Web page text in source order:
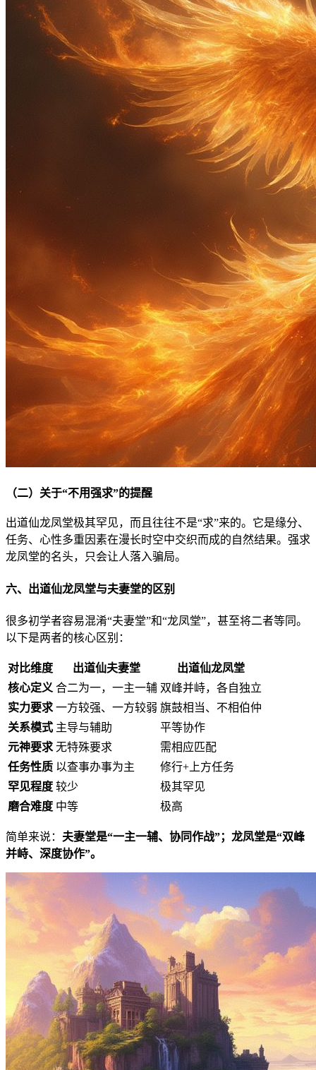
（二）关于“不用强求”的提醒
出道仙龙凤堂极其罕见，而且往往不是“求”来的。它是缘分、
任务、心性多重因素在漫长时空中交织而成的自然结果。强求
龙凤堂的名头，只会让人落入骗局。
六、出道仙龙凤堂与夫妻堂的区别
很多初学者容易混淆“夫妻堂”和“龙凤堂”，甚至将二者等同。
以下是两者的核心区别：
对比维度 出道仙夫妻堂
出道仙龙凤堂
核心定义 合二为一，一主一辅 双峰并峙，各自独立
实力要求 一方较强、一方较弱 旗鼓相当、不相伯仲
关系模式 主导与辅助
平等协作
元神要求 无特殊要求
需相应匹配
任务性质 以查事办事为主
修行+上方任务
罕见程度 较少
极其罕见
磨合难度 中等 极高
简单来说： 夫妻堂是“一主一辅、协同作战”；龙凤堂是“双峰
并峙、深度协作”。